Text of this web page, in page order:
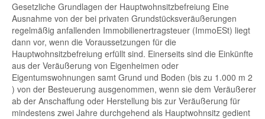
Gesetzliche Grundlagen der Hauptwohnsitzbefreiung Eine
Ausnahme von der bei privaten Grundstücksveräußerungen
regelmäßig anfallenden Immobilienertragsteuer (ImmoESt) liegt
dann vor, wenn die Voraussetzungen für die
Hauptwohnsitzbefreiung erfüllt sind. Einerseits sind die Einkünfte
aus der Veräußerung von Eigenheimen oder
Eigentumswohnungen samt Grund und Boden (bis zu 1.000 m 2
) von der Besteuerung ausgenommen, wenn sie dem Veräußerer
ab der Anschaffung oder Herstellung bis zur Veräußerung für
mindestens zwei Jahre durchgehend als Hauptwohnsitz gedient